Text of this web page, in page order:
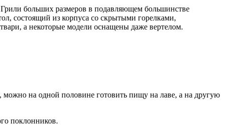
больших размеров в подавляющем большинстве
состоящий из корпуса со скрытыми горелками,
а некоторые модели оснащены даже вертелом.
на одной половине готовить пищу на лаве, а на другую
поклонников.